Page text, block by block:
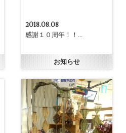
2018.08.08
感謝１０周年！！...
お知らせ